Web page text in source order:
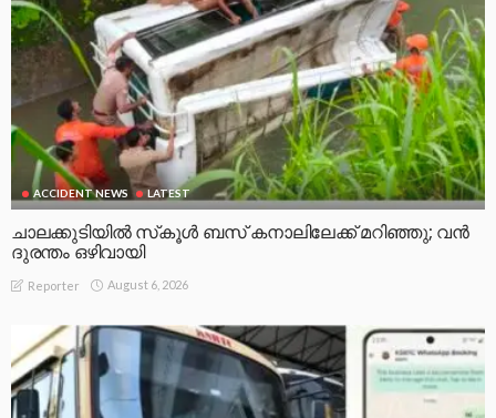
ACCIDENT NEWS LATEST
ചാലക്കുടിയിൽ സ്‌കൂൾ ബസ് കനാലിലേക്ക് മറിഞ്ഞു; വൻ
ദുരന്തം ഒഴിവായി
Reporter August 6, 2026